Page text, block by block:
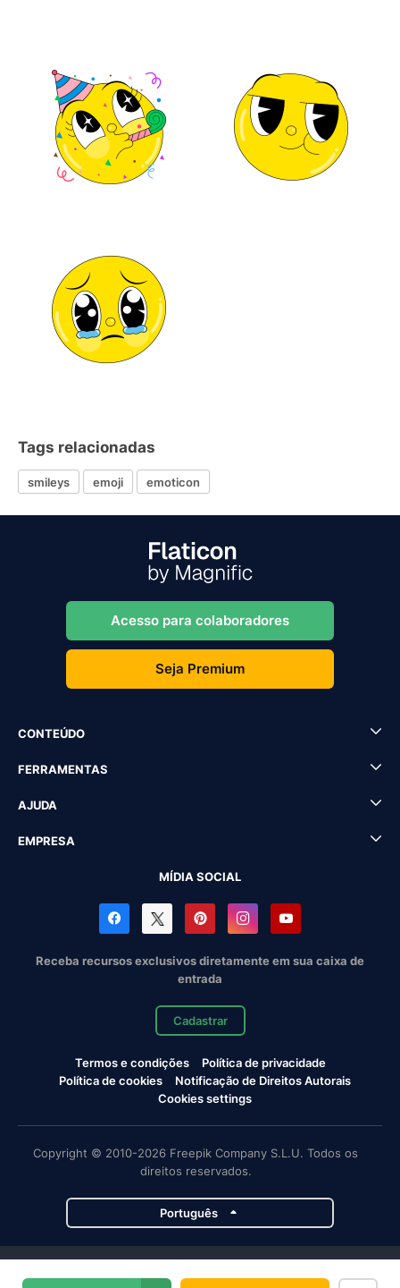
Tags relacionadas
smileys emoji emoticon
Acesso para colaboradores
Seja Premium
CONTEÚDO
FERRAMENTAS
AJUDA
EMPRESA
MÍDIA SOCIAL
Receba recursos exclusivos diretamente em sua caixa de
entrada
Cadastrar
Termos e condições
Política de privacidade
Política de cookies
Notificação de Direitos Autorais
Cookies settings
Copyright © 2010-2026 Freepik Company S.L.U. Todos os
direitos reservados.
Português